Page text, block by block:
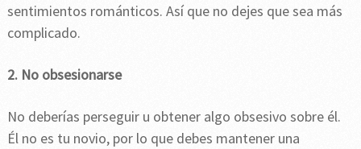
sentimientos románticos. Así que no dejes que sea más
complicado.
2. No obsesionarse
No deberías perseguir u obtener algo obsesivo sobre él.
Él no es tu novio, por lo que debes mantener una